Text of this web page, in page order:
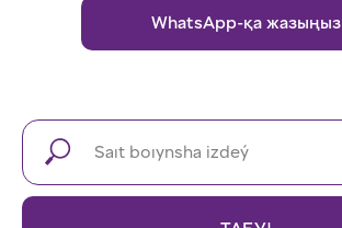
WhatsApp-қа жазыңыз